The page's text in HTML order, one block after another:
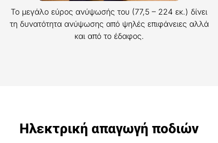
Το μεγάλο εύρος ανύψωσής του (77,5 – 224 εκ.) δίνει
τη δυνατότητα ανύψωσης από ψηλές επιφάνειες αλλά
και από το έδαφος.
Ηλεκτρική απαγωγή ποδιών